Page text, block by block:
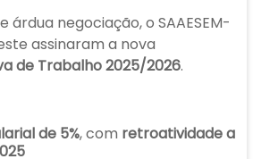
árdua negociação, o SAAESEM-
assinaram a nova
de Trabalho 2025/2026.
de 5%, com retroatividade a